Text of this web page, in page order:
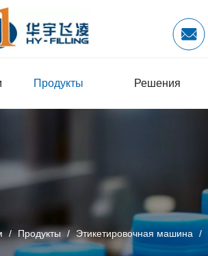
Продукты Решения
/ Продукты / Этикетировочная машина /